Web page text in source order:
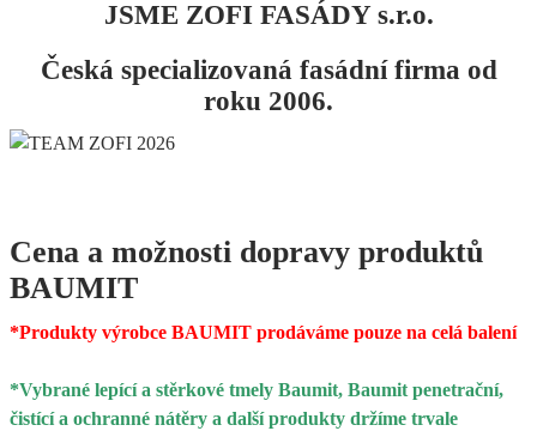
JSME ZOFI FASÁDY s.r.o.
Česká specializovaná fasádní firma od
roku 2006.
Cena a možnosti dopravy produktů
BAUMIT
*Produkty výrobce BAUMIT prodáváme pouze na celá balení
*Vybrané lepící a stěrkové tmely Baumit, Baumit penetrační,
čistící a ochranné nátěry a další produkty držíme trvale